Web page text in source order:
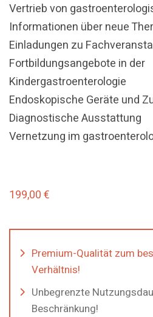
Vertrieb von
Informationen über neue
Einladungen zu
Fortbildungsangebote in der
Kindergastroenterologie
Endoskopische Geräte und
Diagnostische Ausstattung
Vernetzung im
199,00€
Premium-Qualität zum
Verhältnis!
Unbegrenzte
Beschränkung!